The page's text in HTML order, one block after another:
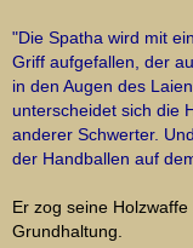
"Die Spatha wird mit
Griff aufgefallen, der
in den Augen des
unterscheidet sich die
anderer Schwerter.
der Handballen auf
Er zog seine
Grundhaltung.